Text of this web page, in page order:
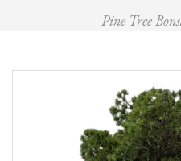
Pine Tree